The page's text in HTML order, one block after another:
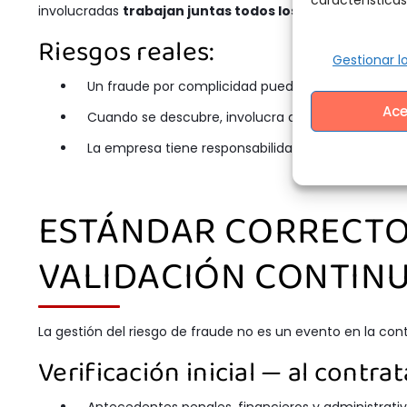
Gestionar
involucradas trabajan juntas todos los días y el
Riesgos reales:
Un fraude por complicidad puede ocurrir durante
Cuando se descubre, involucra a múltiples
La empresa tiene responsabilidad legal por no
ESTÁNDAR
VALIDACIÓN
La gestión del riesgo de fraude no es un evento en la
Verificación inicial — al